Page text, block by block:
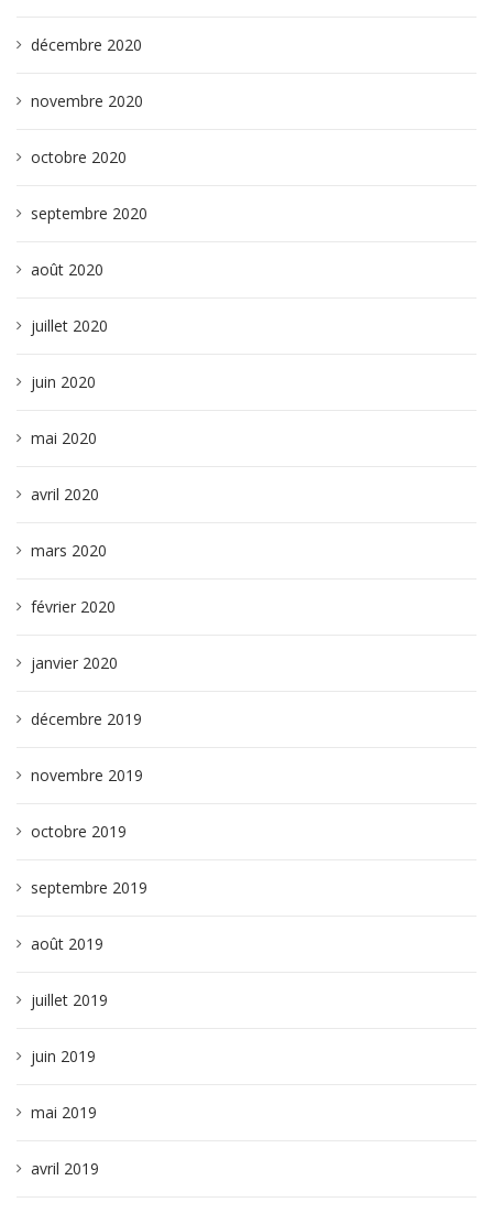
décembre 2020
novembre 2020
octobre 2020
septembre 2020
août 2020
juillet 2020
juin 2020
mai 2020
avril 2020
mars 2020
février 2020
janvier 2020
décembre 2019
novembre 2019
octobre 2019
septembre 2019
août 2019
juillet 2019
juin 2019
mai 2019
avril 2019